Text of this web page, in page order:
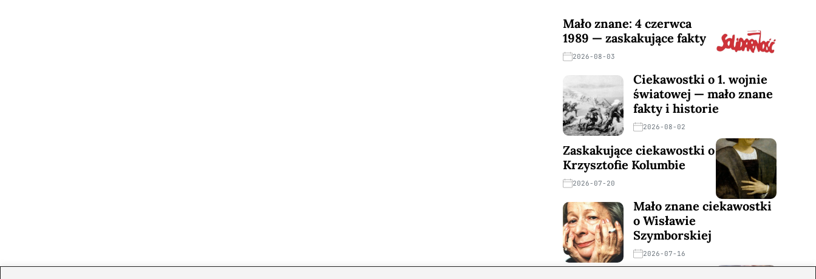
Mało znane: 4 czerwca
1989 — zaskakujące fakty
2026-08-03
Ciekawostki o 1. wojnie
światowej — mało znane
fakty i historie
2026-08-02
Zaskakujące ciekawostki o
Krzysztofie Kolumbie
2026-07-20
Mało znane ciekawostki
o Wisławie
Szymborskiej
2026-07-16